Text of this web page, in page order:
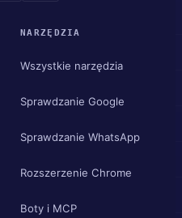
NARZĘDZIA
Wszystkie narzędzia
Sprawdzanie Google
Sprawdzanie WhatsApp
Rozszerzenie Chrome
Boty i MCP